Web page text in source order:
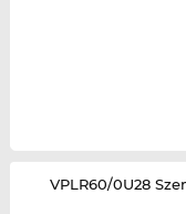
‌VPLR60/0U28